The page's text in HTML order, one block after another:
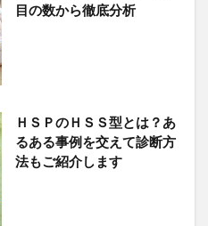
目の数から徹底分析
ＨＳＰのＨＳＳ型とは？あ
るある事例を交えて診断方
法もご紹介します